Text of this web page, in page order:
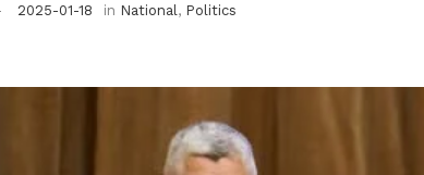
2025-01-18 in National , Politics